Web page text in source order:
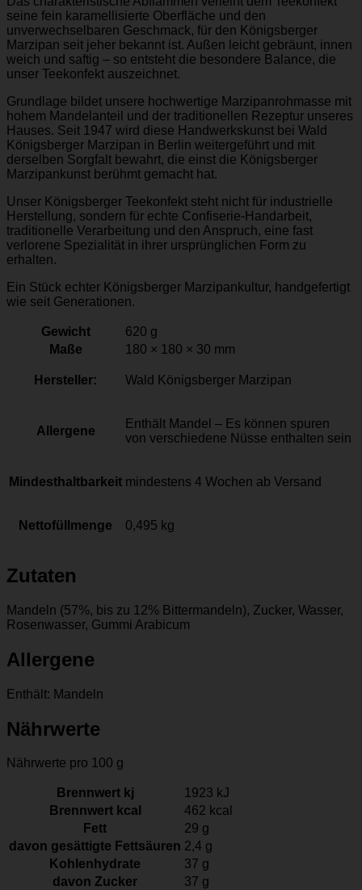
seine fein karamellisierte Oberfläche und den
unverwechselbaren Geschmack, für den Königsberger
Marzipan seit jeher bekannt ist. Außen leicht gebräunt, innen
weich und saftig – so entsteht die besondere Balance, die
unser Teekonfekt auszeichnet.
Grundlage bildet unsere hochwertige Marzipanrohmasse mit
hohem Mandelanteil und der traditionellen Rezeptur unseres
Hauses. Seit 1947 wird diese Handwerkskunst bei Wald
Königsberger Marzipan in Berlin weitergeführt und mit
derselben Sorgfalt bewahrt, die einst die Königsberger
Marzipankunst berühmt gemacht hat.
Unser Königsberger Teekonfekt steht nicht für industrielle
Herstellung, sondern für echte Confiserie-Handarbeit,
traditionelle Verarbeitung und den Anspruch, eine fast
verlorene Spezialität in ihrer ursprünglichen Form zu
erhalten.
Ein Stück echter Königsberger Marzipankultur, handgefertigt
wie seit Generationen.
Gewicht
620 g
Maße
180 × 180 × 30 mm
Hersteller: Wald Königsberger Marzipan
Allergene
Enthält Mandel – Es können spuren
von verschiedene Nüsse enthalten sein
Mindesthaltbarkeit mindestens 4 Wochen ab Versand
Nettofüllmenge 0,495 kg
Zutaten
Mandeln (57%, bis zu 12% Bittermandeln), Zucker, Wasser,
Rosenwasser, Gummi Arabicum
Allergene
Enthält: Mandeln
Nährwerte
Nährwerte pro 100 g
Brennwert kj 1923 kJ
Brennwert kcal
462 kcal
Fett
29 g
davon gesättigte Fettsäuren 2,4 g
Kohlenhydrate
37 g
davon Zucker 37 g